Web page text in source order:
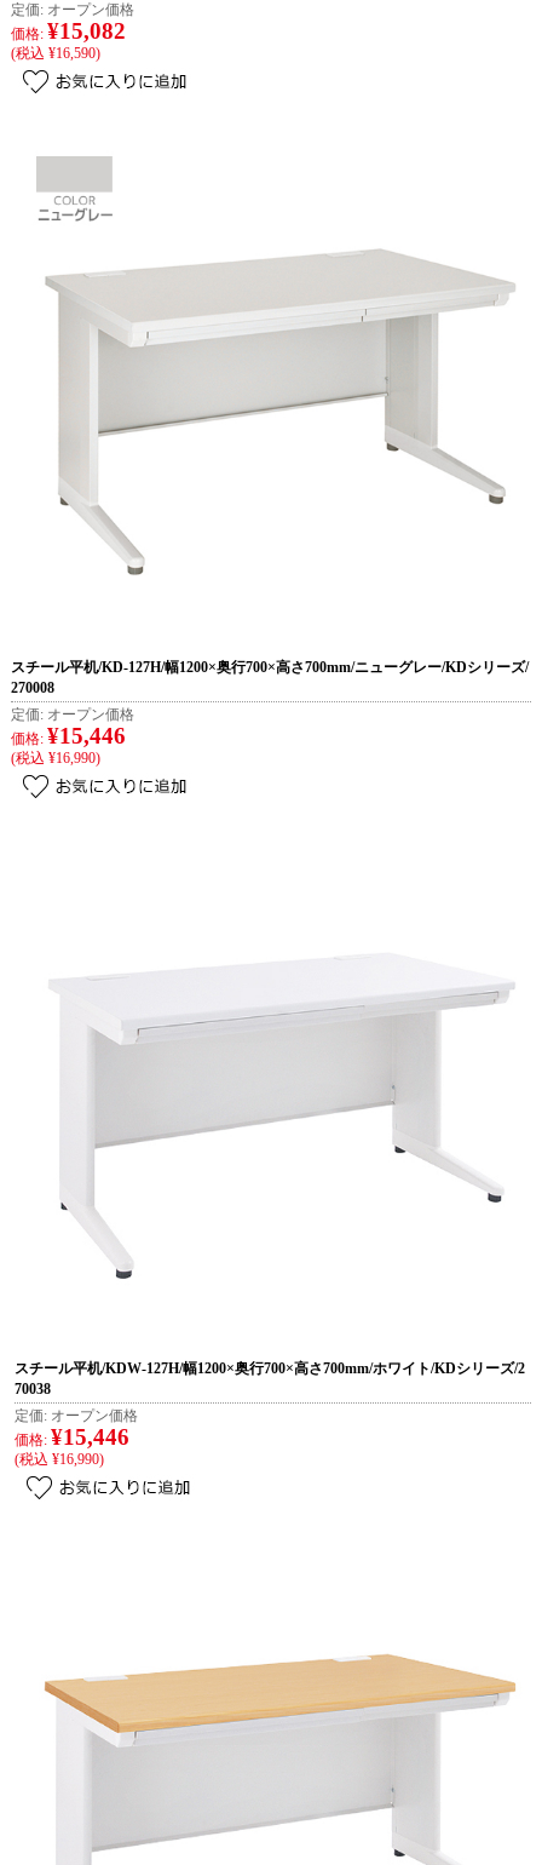
定価: オープン価格
価格: ¥15,082
(税込 ¥16,590)
スチール平机/KD-127H/幅1200×奥行700×高さ700mm/ニューグレー/KDシリーズ/
270008
定価: オープン価格
価格: ¥15,446
(税込 ¥16,990)
スチール平机/KDW-127H/幅1200×奥行700×高さ700mm/ホワイト/KDシリーズ/2
70038
定価: オープン価格
価格: ¥15,446
(税込 ¥16,990)